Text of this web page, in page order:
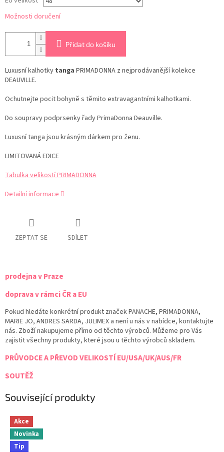
Možnosti doručení
Přidat do košíku
Luxusní kalhotky tanga PRIMADONNA z nejprodávanější kolekce
DEAUVILLE.
Ochutnejte pocit bohyně s těmito extravagantními kalhotkami.
Do soupravy podprsenky řady PrimaDonna Deauville.
Luxusní tanga jsou krásným dárkem pro ženu.
LIMITOVANÁ EDICE
Tabulka velikostí PRIMADONNA
Detailní informace
ZEPTAT SE SDÍLET
prodejna v Praze
doprava v rámci ČR a EU
Pokud hledáte konkrétní produkt značek PANACHE, PRIMADONNA,
MARIE JO, ANDRES SARDA, JULIMEX a není u nás v nabídce, kontaktujte
nás. Zboží nakupujeme přímo od těchto výrobců. Můžeme pro Vás
zajistit všechny produkty, které jsou u těchto výrobců skladem.
PRŮVODCE A PŘEVOD VELIKOSTÍ EU/USA/UK/AUS/FR
SOUTĚŽ
Související produkty
Akce
Novinka
Tip